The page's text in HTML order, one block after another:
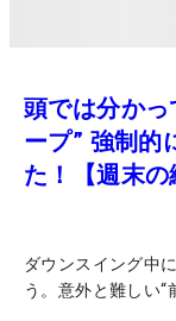
頭では分か
ープ” 強制的
た！【週末の
ダウンスイング中
う。意外と難しい“